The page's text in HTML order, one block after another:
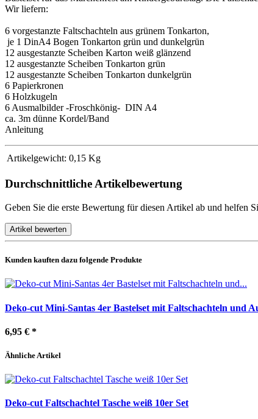
Wir liefern:
6 vorgestanzte Faltschachteln aus grünem Tonkarton,
je 1 DinA4 Bogen Tonkarton grün und dunkelgrün
12 ausgestanzte Scheiben Karton weiß glänzend
12 ausgestanzte Scheiben Tonkarton grün
12 ausgestanzte Scheiben Tonkarton dunkelgrün
6 Papierkronen
6 Holzkugeln
6 Ausmalbilder -Froschkönig- DIN A4
ca. 3m dünne Kordel/Band
Anleitung
Artikelgewicht: 0,15 Kg
Durchschnittliche Artikelbewertung
Geben Sie die erste Bewertung für diesen Artikel ab und helfen
Kunden kauften dazu folgende Produkte
Deko-cut Mini-Santas 4er Bastelset mit Faltschachteln und
6,95 € *
Ähnliche Artikel
Deko-cut Faltschachtel Tasche weiß 10er Set